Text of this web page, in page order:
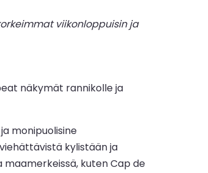
viikonloppuisin ja
näkymät rannikolle ja
monipuolisine
kylistään ja
maamerkeissä, kuten Cap de